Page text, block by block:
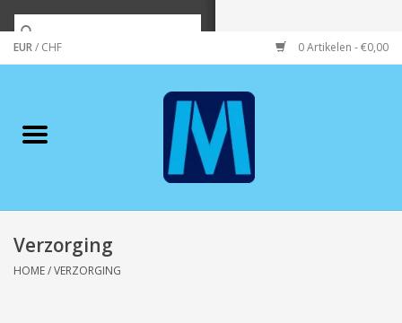
EUR/ CHF 0 Artikelen - €0,00
Merken
Wonen/koken/huishouden
Verzorging
HOME/VERZORGING